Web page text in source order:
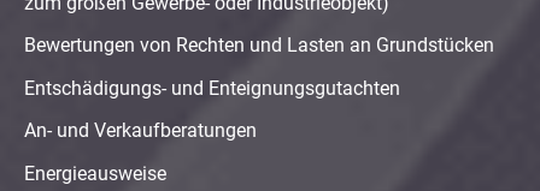
Bewertungen von Rechten und Lasten an Grundstücken
Entschädigungs- und Enteignungsgutachten
An- und Verkaufberatungen
Energieausweise